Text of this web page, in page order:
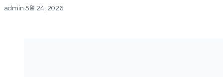
admin·5월 24, 2026